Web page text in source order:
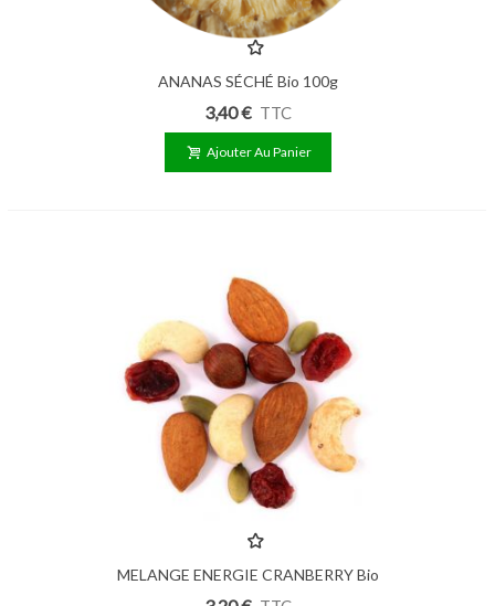
ANANAS SÉCHÉ Bio 100g
3,40 € TTC
Ajouter Au Panier
MELANGE ENERGIE CRANBERRY Bio
100g